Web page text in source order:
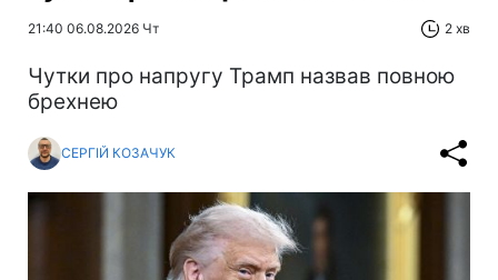
21:40 06.08.2026 Чт 2 хв
Чутки про напругу Трамп назвав повною
брехнею
СЕРГІЙ КОЗАЧУК